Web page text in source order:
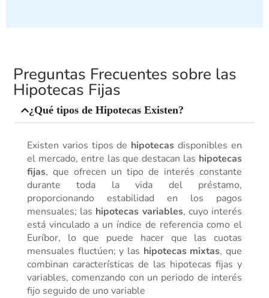
Preguntas Frecuentes sobre las
Hipotecas Fijas
¿Qué tipos de Hipotecas Existen?
Existen varios tipos de hipotecas disponibles en
el mercado, entre las que destacan las hipotecas
fijas, que ofrecen un tipo de interés constante
durante toda la vida del préstamo,
proporcionando estabilidad en los pagos
mensuales; las hipotecas variables, cuyo interés
está vinculado a un índice de referencia como el
Euríbor, lo que puede hacer que las cuotas
mensuales fluctúen; y las hipotecas mixtas, que
combinan características de las hipotecas fijas y
variables, comenzando con un periodo de interés
fijo seguido de uno variable